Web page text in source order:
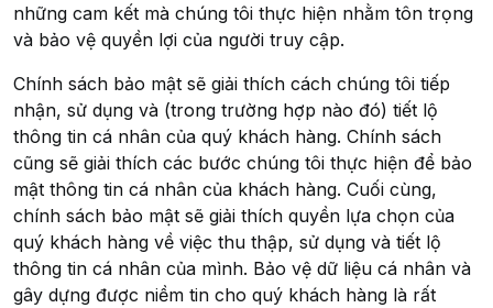
những cam kết mà chúng tôi thực hiện nhằm tôn trọng
và bảo vệ quyền lợi của người truy cập.
Chính sách bảo mật sẽ giải thích cách chúng tôi tiếp
nhận, sử dụng và (trong trường hợp nào đó) tiết lộ
thông tin cá nhân của quý khách hàng. Chính sách
cũng sẽ giải thích các bước chúng tôi thực hiện để bảo
mật thông tin cá nhân của khách hàng. Cuối cùng,
chính sách bảo mật sẽ giải thích quyền lựa chọn của
quý khách hàng về việc thu thập, sử dụng và tiết lộ
thông tin cá nhân của mình. Bảo vệ dữ liệu cá nhân và
gây dựng được niềm tin cho quý khách hàng là rất